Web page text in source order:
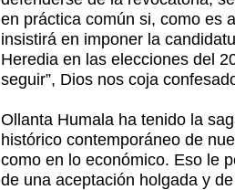
en práctica común si, como es
insistirá en imponer la
Heredia en las elecciones del
seguir”, Dios nos coja
Ollanta Humala ha tenido la
histórico contemporáneo de
como en lo económico. Eso le
de una aceptación holgada y